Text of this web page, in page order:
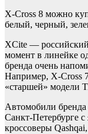
X-Cross 8 можно
белый, черный,
XCite —
момент в линейке
бренда очень
Например, X-Cross
«старшей» модели
Автомобили бренда
Санкт-Петербурге
кроссоверы